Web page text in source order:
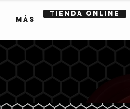
Más
TIENDA ONLINE